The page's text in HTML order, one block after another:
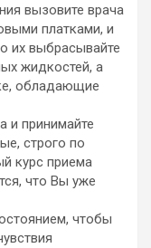
вызовите врача
платками, и
их выбрасывайте
жидкостей, а
обладающие
и принимайте
строго по
курс приема
что Вы уже
чтобы